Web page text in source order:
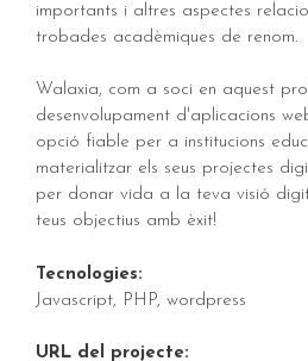
importants i altres aspectes
trobades acadèmiques de renom.
Walaxia, com a soci en aquest
desenvolupament d'aplicacions
opció fiable per a institucions
materialitzar els seus projectes
per donar vida a la teva visió
teus objectius amb èxit!
Tecnologies:
Javascript, PHP, wordpress
URL del projecte: